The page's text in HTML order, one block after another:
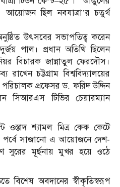
আয়োজন ছিল নবযাত্রা’র চতুর্থ
উৎসবের সভাপতিত্ব করেন
পাল। প্রধান অতিথি ছিলেন
বিচারক জান্নাতুল ফেরদৌস।
চট্টগ্রাম বিশ্ববিদ্যালয়ের
প্রফেসর ড. ফরিদ উদ্দিন
সিআরএস টিভির চেয়ারম্যান
ওস্তাদ শ্যামল মিত্র কেক কেটে
পর্বে সাজানো এ আয়োজনে দেশ-
সুরের মূর্ছনায় মুখর হয়ে ওঠে
বিশেষ অবদানের স্বীকৃতিস্বরূপ